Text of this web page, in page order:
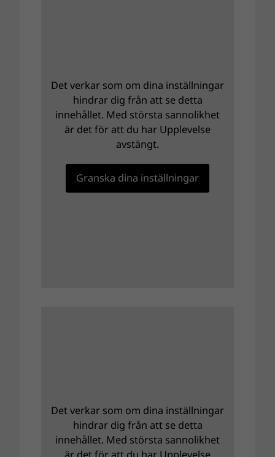
Det verkar som om dina inställningar
hindrar dig från att se detta
innehållet. Med största sannolikhet
är det för att du har Upplevelse
avstängt.
Granska dina inställningar
Det verkar som om dina inställningar
hindrar dig från att se detta
innehållet. Med största sannolikhet
är det för att du har Upplevelse